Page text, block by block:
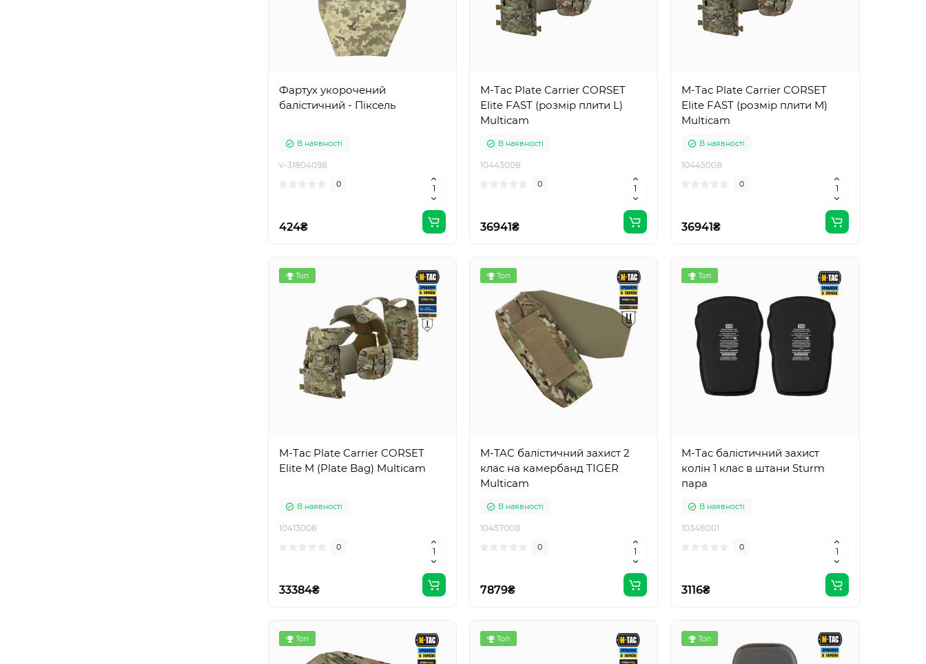
Фартух укорочений
балістичний - Піксель
В наявності
v-31804098
0
424₴
M-Tac Plate Carrier CORSET
Elite FAST (розмір плити L)
Multicam
В наявності
10443008
0
36941₴
M-Tac Plate Carrier CORSET
Elite FAST (розмір плити М)
Multicam
В наявності
10445008
0
36941₴
Топ
M-Tac Plate Carrier CORSET
Elite M (Plate Bag) Multicam
В наявності
10413008
0
33384₴
Топ
M-TAC балістичний захист 2
клас на камербанд TIGER
Multicam
В наявності
10457008
0
7879₴
Топ
M-Tac балістичний захист
колін 1 клас в штани Sturm
пара
В наявності
10348001
0
3116₴
Топ Топ Топ